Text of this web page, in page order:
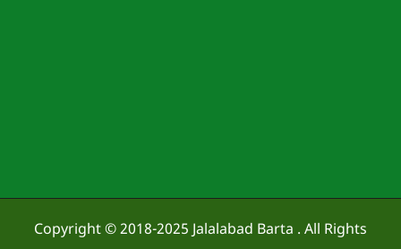
Copyright © 2018-2025Jalalabad Barta . All Rights